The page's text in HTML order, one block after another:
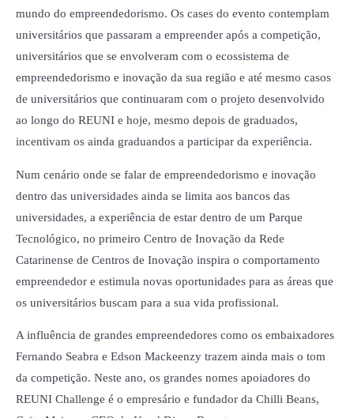
mundo do empreendedorismo. Os cases do evento contemplam
universitários que passaram a empreender após a competição,
universitários que se envolveram com o ecossistema de
empreendedorismo e inovação da sua região e até mesmo casos
de universitários que continuaram com o projeto desenvolvido
ao longo do REUNI e hoje, mesmo depois de graduados,
incentivam os ainda graduandos a participar da experiência.
Num cenário onde se falar de empreendedorismo e inovação
dentro das universidades ainda se limita aos bancos das
universidades, a experiência de estar dentro de um Parque
Tecnológico, no primeiro Centro de Inovação da Rede
Catarinense de Centros de Inovação inspira o comportamento
empreendedor e estimula novas oportunidades para as áreas que
os universitários buscam para a sua vida profissional.
A influência de grandes empreendedores como os embaixadores
Fernando Seabra e Edson Mackeenzy trazem ainda mais o tom
da competição. Neste ano, os grandes nomes apoiadores do
REUNI Challenge é o empresário e fundador da Chilli Beans,